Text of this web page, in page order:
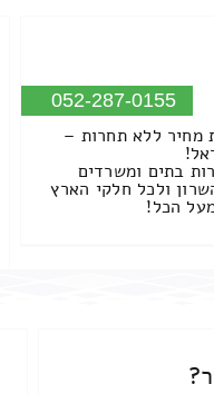
052-287-0155
מחיר ללא תחרות –
בתים ומשרדים
ולכל חלקי הארץ
מעל הכל!